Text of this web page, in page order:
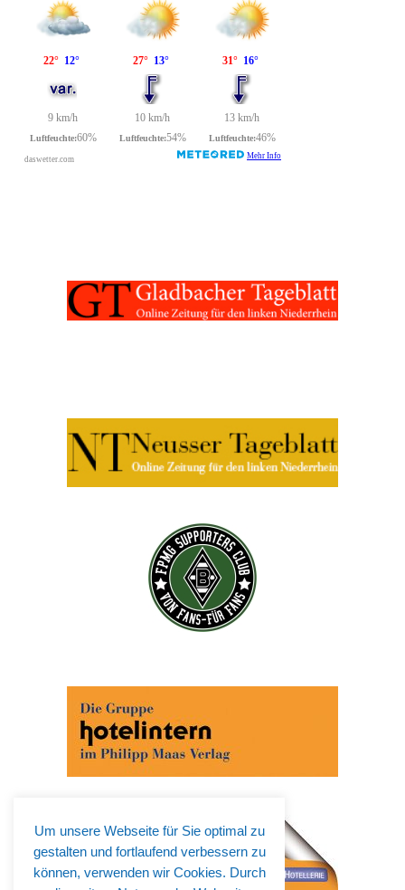
Abonnieren Sie jetzt unseren Newsletter!
Wenn Sie noch mehr wissen wollen, tragen Sie sich
Entwicklungen, Kulinarik, Kunst und Kultur in Krefeld!
Um unsere Webseite für Sie optimal zu
gestalten und fortlaufend verbessern zu
können, verwenden wir Cookies. Durch